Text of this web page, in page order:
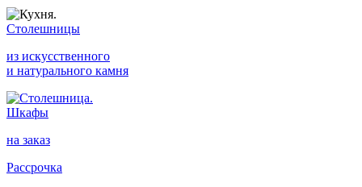
Столешницы
из искусственного
и натурального камня
Шкафы
на заказ
Рассрочка